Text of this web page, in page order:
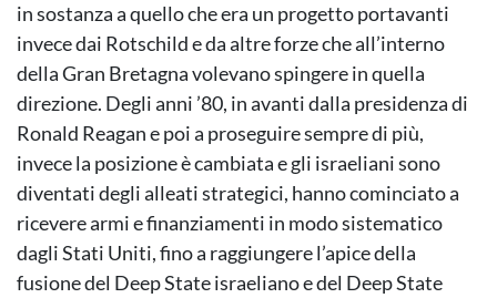
in sostanza a quello che era un progetto portavanti
invece dai Rotschild e da altre forze che all’interno
della Gran Bretagna volevano spingere in quella
direzione. Degli anni ’80, in avanti dalla presidenza di
Ronald Reagan e poi a proseguire sempre di più,
invece la posizione è cambiata e gli israeliani sono
diventati degli alleati strategici, hanno cominciato a
ricevere armi e finanziamenti in modo sistematico
dagli Stati Uniti, fino a raggiungere l’apice della
fusione del Deep State israeliano e del Deep State